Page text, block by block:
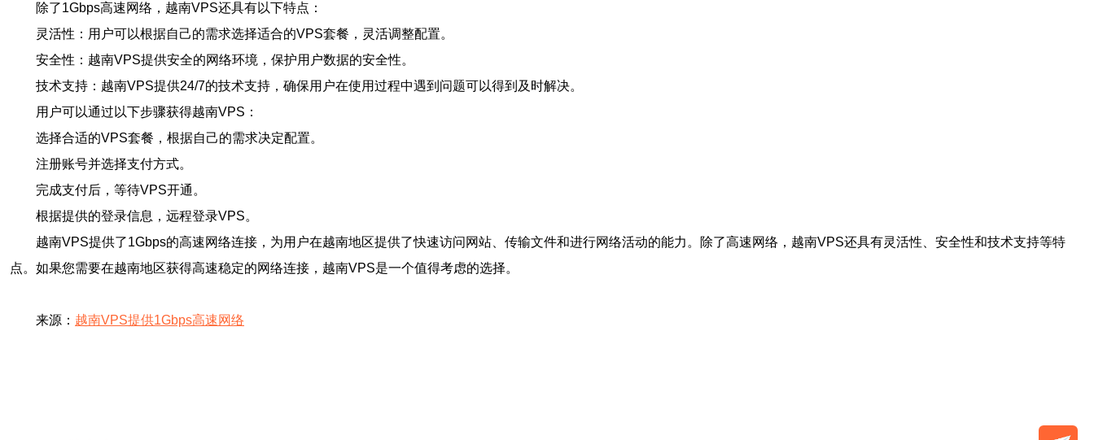
除了1Gbps高速网络，越南VPS还具有以下特点：
灵活性：用户可以根据自己的需求选择适合的VPS套餐，灵活调整配置。
安全性：越南VPS提供安全的网络环境，保护用户数据的安全性。
技术支持：越南VPS提供24/7的技术支持，确保用户在使用过程中遇到问题可以得到及时解决。
用户可以通过以下步骤获得越南VPS：
选择合适的VPS套餐，根据自己的需求决定配置。
注册账号并选择支付方式。
完成支付后，等待VPS开通。
根据提供的登录信息，远程登录VPS。
越南VPS提供了1Gbps的高速网络连接，为用户在越南地区提供了快速访问网站、传输文件和进行网络活动的能力。除了高速网络，越南VPS还具有灵活性、安全性和技术支持等特
点。如果您需要在越南地区获得高速稳定的网络连接，越南VPS是一个值得考虑的选择。
来源： 越南VPS提供1Gbps高速网络